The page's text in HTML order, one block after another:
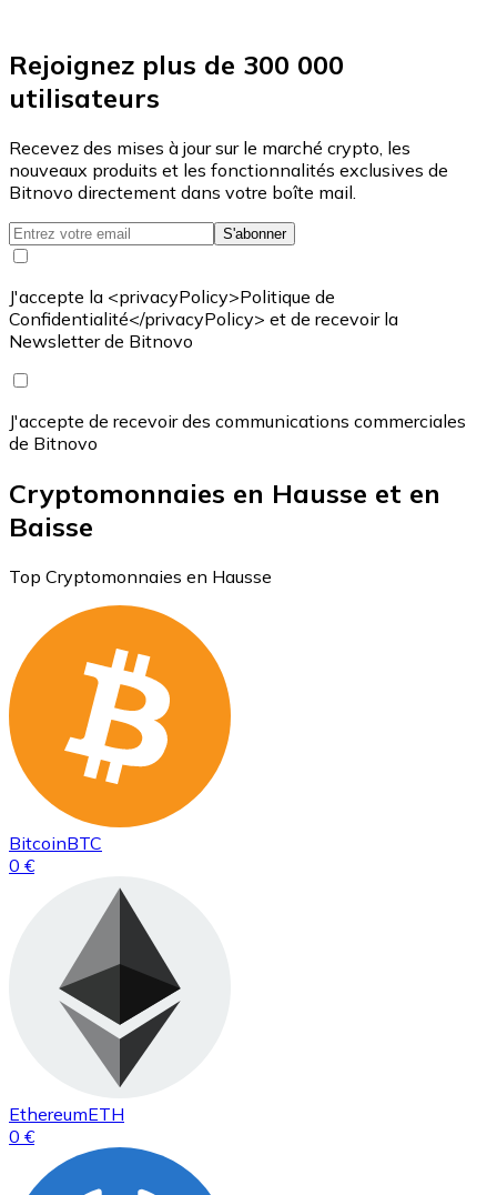
Rejoignez plus de 300 000
utilisateurs
Recevez des mises à jour sur le marché crypto, les
nouveaux produits et les fonctionnalités exclusives de
Bitnovo directement dans votre boîte mail.
S'abonner
J'accepte la <privacyPolicy>Politique de
Confidentialité</privacyPolicy> et de recevoir la
Newsletter de Bitnovo
J'accepte de recevoir des communications commerciales
de Bitnovo
Cryptomonnaies en Hausse et en
Baisse
Top Cryptomonnaies en Hausse
BitcoinBTC
0 €
EthereumETH
0 €